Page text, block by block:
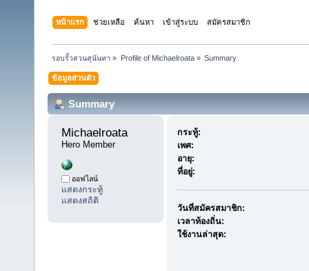
หน้าแรก ช่วยเหลือ ค้นหา เข้าสู่ระบบ สมัครสมาชิก
รอบรั้วสวนสุนันทา » Profile of Michaelroata» Summary
ข้อมูลส่วนตัว
Summary
Michaelroata
Hero Member
ออฟไลน์
แสดงกระทู้
แสดงสถิติ
กระทู้:
เพศ:
อายุ:
ที่อยู่:
วันที่สมัครสมาชิก:
เวลาท้องถิ่น:
ใช้งานล่าสุด: